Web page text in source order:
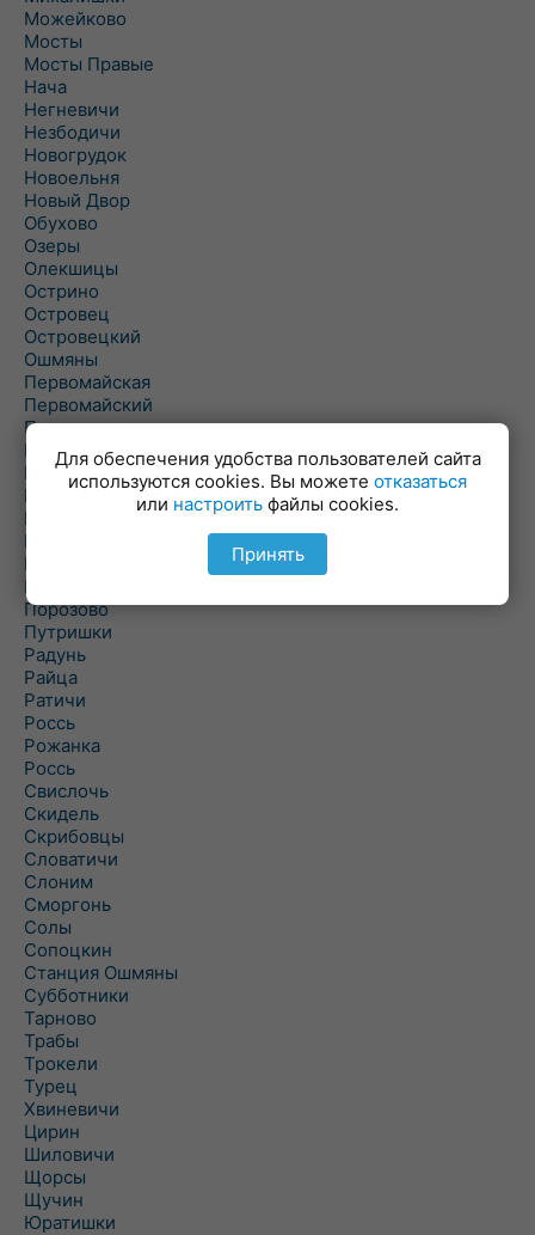
Можейково
Мосты
Мосты Правые
Нача
Негневичи
Незбодичи
Новогрудок
Новоельня
Новый Двор
Обухово
Озеры
Олекшицы
Острино
Островец
Островецкий
Ошмяны
Первомайская
Первомайский
Пески
Петревичи
Погородно
Пограничный
Подлабенье
Подольцы
Подороск
Поречье
Порозово
Путришки
Радунь
Райца
Ратичи
Роcсь
Рожанка
Россь
Свислочь
Скидель
Скрибовцы
Словатичи
Слоним
Сморгонь
Солы
Сопоцкин
Станция Ошмяны
Субботники
Тарново
Трабы
Трокели
Турец
Хвиневичи
Цирин
Шиловичи
Щорсы
Щучин
Юратишки
Для обеспечения удобства пользователей сайта
используются cookies. Вы можете отказаться
или настроить файлы cookies.
Принять